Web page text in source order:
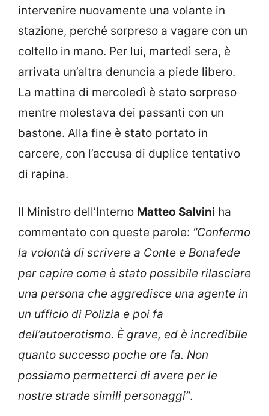
intervenire nuovamente una volante in
stazione, perché sorpreso a vagare con un
coltello in mano. Per lui, martedì sera, è
arrivata un’altra denuncia a piede libero.
La mattina di mercoledì è stato sorpreso
mentre molestava dei passanti con un
bastone. Alla fine è stato portato in
carcere, con l’accusa di duplice tentativo
di rapina.
Il Ministro dell’Interno Matteo Salvini ha
commentato con queste parole: “Confermo
la volontà di scrivere a Conte e Bonafede
per capire come è stato possibile rilasciare
una persona che aggredisce una agente in
un ufficio di Polizia e poi fa
dell’autoerotismo. È grave, ed è incredibile
quanto successo poche ore fa. Non
possiamo permetterci di avere per le
nostre strade simili personaggi”.